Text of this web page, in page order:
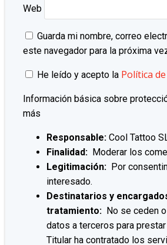
Web
Guarda mi nombre, correo
este navegador para la próxima
He leído y acepto la Política
Información básica sobre
más
Responsable: Cool Tattoo
Finalidad: Moderar los
Legitimación: Por
interesado.
Destinatarios y
tratamiento: No se ceden
datos a terceros para
Titular ha contratado los